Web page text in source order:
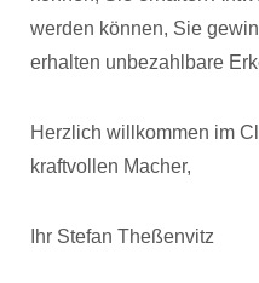
werden können, Sie
erhalten unbezahlbare
Herzlich willkommen im
kraftvollen Macher,
Ihr Stefan Theßenvitz